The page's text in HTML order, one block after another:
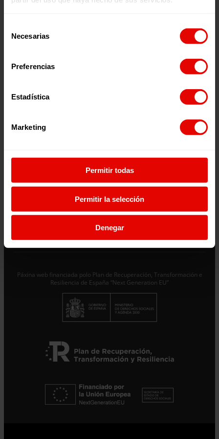
Necesarias
Preferencias
Estadística
Marketing
Permitir todas
Permitir la selección
Denegar
https://www.entreculturas.org/es/conocenos/contacto
Facebook
X YouTube
Instagram
LinkedIn
Bluesky
Únete ao equipo
Privacidade
Páxina web financiada polo Plan de Recuperación, Transformación e
Resiliencia de España “Next Generation EU”